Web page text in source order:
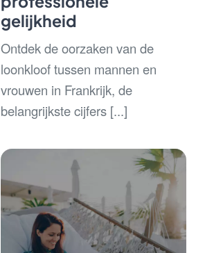
gelijkheid
Ontdek de oorzaken van de
loonkloof tussen mannen en
vrouwen in Frankrijk, de
belangrijkste cijfers [...]